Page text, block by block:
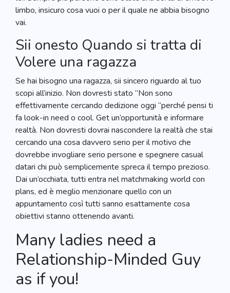
limbo, insicuro cosa vuoi o per il quale ne abbia bisogno
vai.
Sii onesto Quando si tratta di
Volere una ragazza
Se hai bisogno una ragazza, sii sincero riguardo al tuo
scopi all’inizio. Non dovresti stato “Non sono
effettivamente cercando dedizione oggi “perché pensi ti
fa look-in need o cool. Get un’opportunità e informare
realtà. Non dovresti dovrai nascondere la realtà che stai
cercando una cosa davvero serio per il motivo che
dovrebbe invogliare serio persone e spegnere casual
datari chi può semplicemente spreca il tempo prezioso.
Dai un’occhiata, tutti entra nel matchmaking world con
plans, ed è meglio menzionare quello con un
appuntamento così tutti sanno esattamente cosa
obiettivi stanno ottenendo avanti.
Many ladies need a
Relationship-Minded Guy
as if you!